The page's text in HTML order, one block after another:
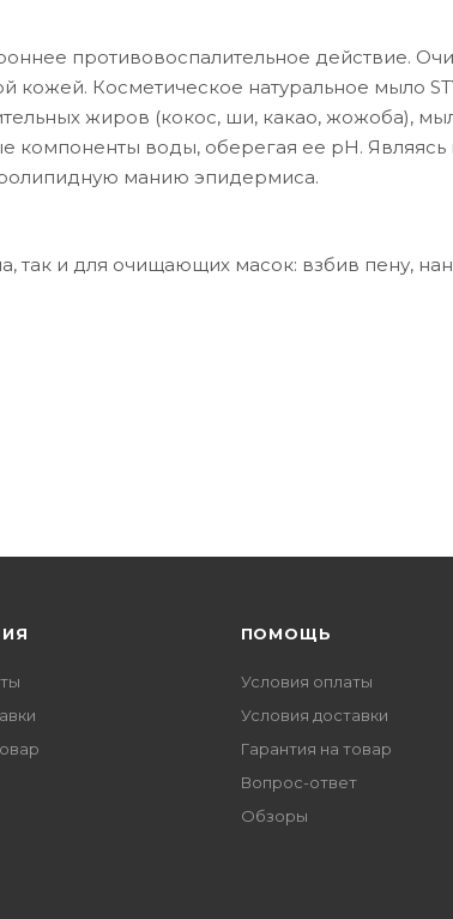
противовоспалительное действие.
Косметическое натуральное мыло
жиров (кокос, ши, какао, жожоба),
компоненты воды, оберегая ее рН.
манию эпидермиса.
так и для очищающих масок: взбив пену,
ПОМОЩЬ
Условия оплаты
Условия доставки
Гарантия на товар
Вопрос-ответ
Обзоры